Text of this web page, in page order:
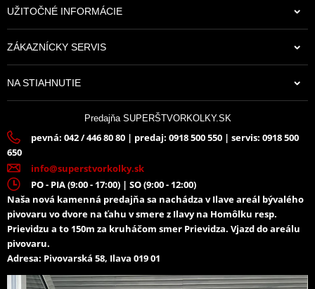
UŽITOČNÉ INFORMÁCIE
ZÁKAZNÍCKY SERVIS
NA STIAHNUTIE
Predajňa SUPERŠTVORKOLKY.SK
pevná: 042 / 446 80 80 | predaj: 0918 500 550 | servis: 0918 500
650
info@superstvorkolky.sk
PO - PIA (9:00 - 17:00) | SO (9:00 - 12:00)
Naša nová kamenná predajňa sa nachádza v Ilave areál bývalého
pivovaru vo dvore na ťahu v smere z Ilavy na Homôlku resp.
Prievidzu a to 150m za kruháčom smer Prievidza. Vjazd do areálu
pivovaru.
Adresa: Pivovarská 58, Ilava 019 01